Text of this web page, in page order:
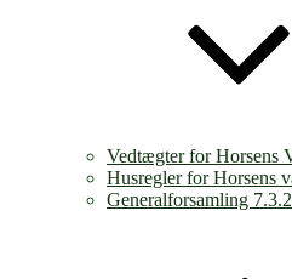
Vedtægter for Horsens
Husregler for Horsens
Generalforsamling